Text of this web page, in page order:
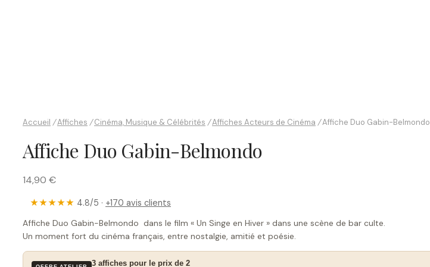
Accueil /Affiches / Cinéma, Musique & Célébrités /Affiches Acteurs de Cinéma /Affiche Duo Gabin-Belmondo
Affiche Duo Gabin-Belmondo
14,90 €
★★★★★ 4.8/5 · +170 avis clients
Affiche Duo Gabin-Belmondo dans le film « Un Singe en Hiver » dans une scène de bar culte.
Un moment fort du cinéma français, entre nostalgie, amitié et poésie.
3 affiches pour le prix de 2